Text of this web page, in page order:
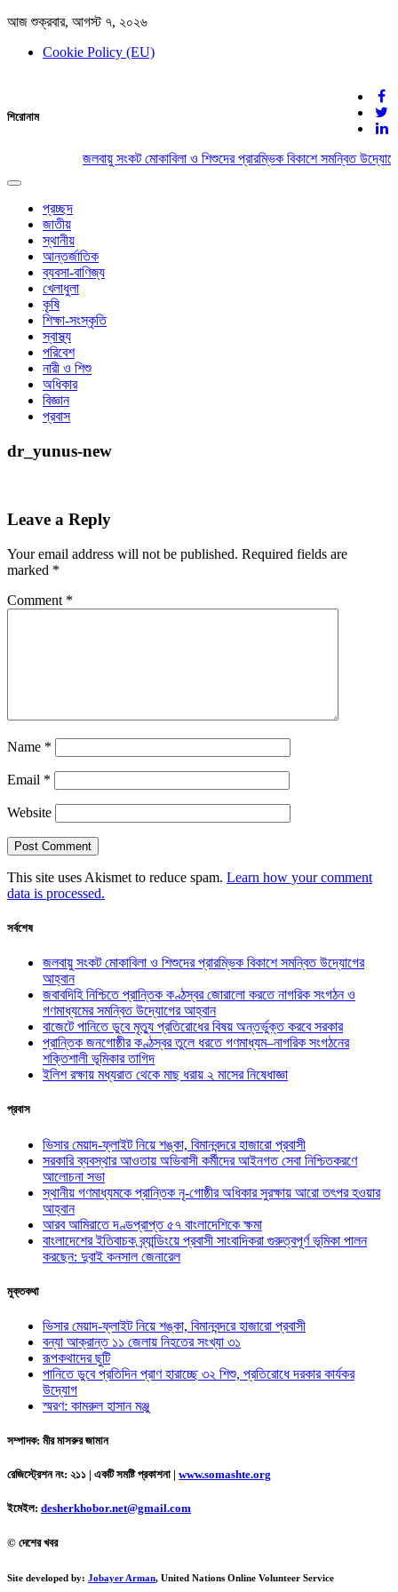
আজ শুক্রবার, আগস্ট ৭, ২০২৬
Cookie Policy (EU)
দেশের খবর
যুক্ত থাকুন দেশের সঙ্গে
শিরোনাম
জলবায়ু সংকট মোকাবিলা ও শিশুদের প্রারম্ভিক বিকাশে সমন্বিত
Toggle
navigation
প্রচ্ছদ
জাতীয়
স্থানীয়
আন্তর্জাতিক
ব্যবসা-বাণিজ্য
খেলাধুলা
কৃষি
শিক্ষা-সংস্কৃতি
স্বাস্থ্য
পরিবেশ
নারী ও শিশু
অধিকার
বিজ্ঞান
প্রবাস
dr_yunus-new
Leave a Reply
Your email address will not be published. Required fields are
marked *
Comment *
Name *
Email *
Website
This site uses Akismet to reduce spam. Learn how your comment
data is processed.
সর্বশেষ
জলবায়ু সংকট মোকাবিলা ও শিশুদের প্রারম্ভিক বিকাশে সমন্বিত উদ্যোগের
আহ্বান
জবাবদিহি নিশ্চিতে প্রান্তিক কণ্ঠস্বর জোরালো করতে নাগরিক সংগঠন ও
গণমাধ্যমের সমন্বিত উদ্যোগের আহ্বান
বাজেটে পানিতে ডুবে মৃত্যু প্রতিরোধের বিষয় অন্তর্ভুক্ত করবে সরকার
প্রান্তিক জনগোষ্ঠীর কণ্ঠস্বর তুলে ধরতে গণমাধ্যম–নাগরিক সংগঠনের
শক্তিশালী ভূমিকার তাগিদ
ইলিশ রক্ষায় মধ্যরাত থেকে মাছ ধরায় ২ মাসের নিষেধাজ্ঞা
প্রবাস
ভিসার মেয়াদ-ফ্লাইট নিয়ে শঙ্কা, বিমানবন্দরে হাজারো প্রবাসী
সরকারি ব্যবস্থার আওতায় অভিবাসী কর্মীদের আইনগত সেবা নিশ্চিতকরণে
আলোচনা সভা
স্থানীয় গণমাধ্যমকে প্রান্তিক নৃ-গোষ্ঠীর অধিকার সুরক্ষায় আরো তৎপর হওয়ার
আহ্বান
আরব আমিরাতে দণ্ডপ্রাপ্ত ৫৭ বাংলাদেশিকে ক্ষমা
বাংলাদেশের ইতিবাচক ব্র্যান্ডিংয়ে প্রবাসী সাংবাদিকরা গুরুত্বপূর্ণ ভূমিকা পালন
করছেন: দুবাই কনসাল জেনারেল
মুক্তকথা
ভিসার মেয়াদ-ফ্লাইট নিয়ে শঙ্কা, বিমানবন্দরে হাজারো প্রবাসী
বন্যা আক্রান্ত ১১ জেলায় নিহতের সংখ্যা ৩১
রূপকথাদের ছুটি
পানিতে ডুবে প্রতিদিন প্রাণ হারাচ্ছে ৩২ শিশু, প্রতিরোধে দরকার কার্যকর
উদ্যোগ
স্মরণ: কামরুল হাসান মঞ্জু
সম্পাদক: মীর মাসরুর জামান
রেজিস্ট্রেশন নং: ২১১ | একটি সমষ্টি প্রকাশনা | www.somashte.org
ইমেইল: desherkhobor.net@gmail.com
© দেশের খবর
Site developed by: Jobayer Arman, United Nations Online Volunteer Service